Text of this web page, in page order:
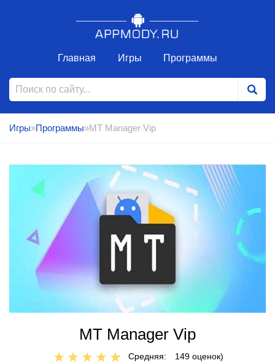
Главная Игры Программы
Игры»Программы»MT Manager Vip
MT Manager Vip
Средняя:
149 оценок)